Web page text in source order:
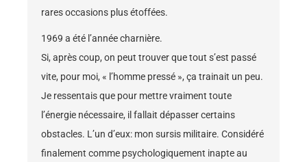
rares occasions plus étoffées.
1969 a été l’année charnière.
Si, après coup, on peut trouver que tout s’est passé
vite, pour moi, « l’homme pressé », ça trainait un peu.
Je ressentais que pour mettre vraiment toute
l’énergie nécessaire, il fallait dépasser certains
obstacles. L’un d’eux: mon sursis militaire. Considéré
finalement comme psychologiquement inapte au